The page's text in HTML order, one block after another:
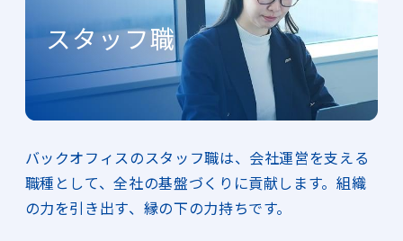
スタッフ職
バックオフィスのスタッフ職は、会社運営を支える
職種として、全社の基盤づくりに貢献します。組織
の力を引き出す、縁の下の力持ちです。